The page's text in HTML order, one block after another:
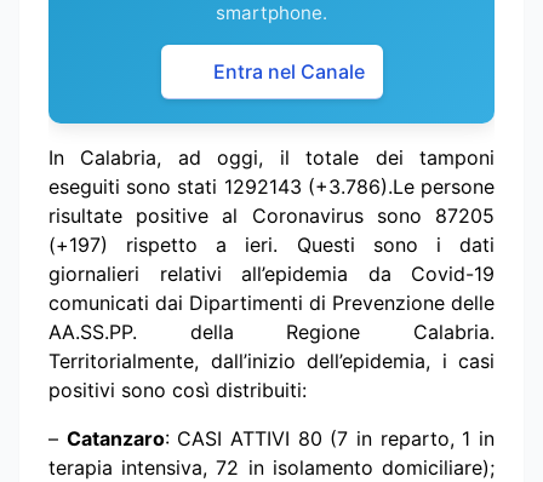
smartphone.
Entra nel Canale
In Calabria, ad oggi, il totale dei tamponi
eseguiti sono stati 1292143 (+3.786).Le persone
risultate positive al Coronavirus sono 87205
(+197) rispetto a ieri. Questi sono i dati
giornalieri relativi all’epidemia da Covid-19
comunicati dai Dipartimenti di Prevenzione delle
AA.SS.PP. della Regione Calabria.
Territorialmente, dall’inizio dell’epidemia, i casi
positivi sono così distribuiti:
– Catanzaro: CASI ATTIVI 80 (7 in reparto, 1 in
terapia intensiva, 72 in isolamento domiciliare);